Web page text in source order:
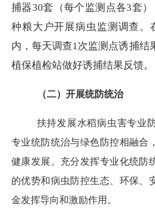
捕器30套（每个监测点各3套
种粮大户开展病虫监测调查。
内，每天调查1次监测点诱捕结
植保植检站做好诱捕结果反馈。
（二）开展统防统治
扶持发展水稻病虫害专业
专业统防统治与绿色防控相融合
健康发展。充分发挥专业化统防
的优势和病虫防控生态、环保、
金发挥导向和激励作用。